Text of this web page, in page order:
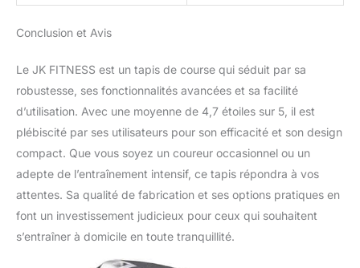
Conclusion et Avis
Le JK FITNESS est un tapis de course qui séduit par sa
robustesse, ses fonctionnalités avancées et sa facilité
d’utilisation. Avec une moyenne de 4,7 étoiles sur 5, il est
plébiscité par ses utilisateurs pour son efficacité et son design
compact. Que vous soyez un coureur occasionnel ou un
adepte de l’entraînement intensif, ce tapis répondra à vos
attentes. Sa qualité de fabrication et ses options pratiques en
font un investissement judicieux pour ceux qui souhaitent
s’entraîner à domicile en toute tranquillité.